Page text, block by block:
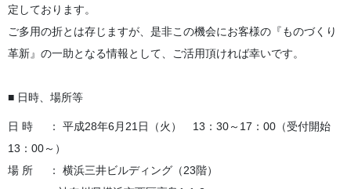
定しております。
ご多用の折とは存じますが、是非この機会にお客様の『ものづくり
革新』の一助となる情報として、ご活用頂ければ幸いです。
■ 日時、場所等
日 時 ： 平成28年6月21日（火） 13：30～17：00（受付開始
13：00～）
場 所 ： 横浜三井ビルディング（23階）